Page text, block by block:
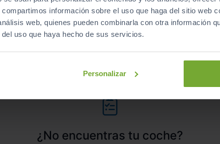
información sobre el uso que haga del sitio web
web, quienes pueden combinarla con otra información
uso que haya hecho de sus servicios.
Personalizar
ECO
¿No encuentras tu coche?